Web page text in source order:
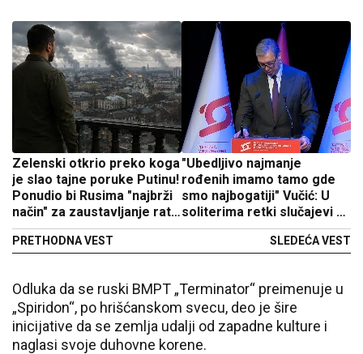
Zelenski otkrio preko koga
je slao tajne poruke Putinu!
Ponudio bi Rusima "najbrži
način" za zaustavljanje rata
- evo i kako
PRETHODNA VEST
"Ubedljivo najmanje
rođenih imamo tamo gde
smo najbogatiji" Vučić: U
soliterima retki slučajevi da
neko ima više od dvoje
SLEDEĆA VEST
Odluka da se ruski BMPT „Terminator“ preimenuje u
„Spiridon“, po hrišćanskom svecu, deo je šire
inicijative da se zemlja udalji od zapadne kulture i
naglasi svoje duhovne korene.